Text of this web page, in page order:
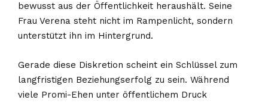
bewusst aus der Öffentlichkeit heraushält. Seine
Frau Verena steht nicht im Rampenlicht, sondern
unterstützt ihn im Hintergrund.
Gerade diese Diskretion scheint ein Schlüssel zum
langfristigen Beziehungserfolg zu sein. Während
viele Promi-Ehen unter öffentlichem Druck